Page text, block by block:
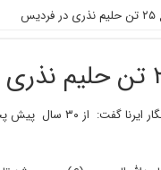
مهدی دهنه ای روز